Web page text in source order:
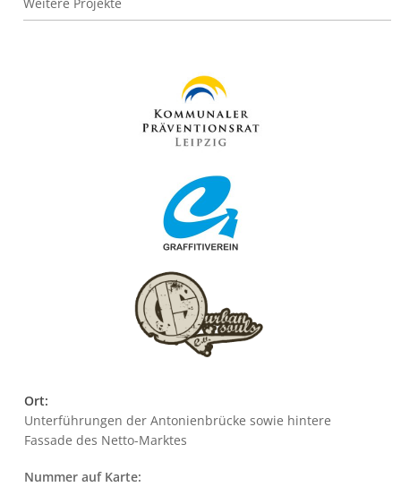
Ort:
Unterführungen der Antonienbrücke sowie hintere
Fassade des Netto-Marktes
Nummer auf Karte: